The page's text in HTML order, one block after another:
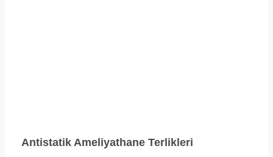
Antistatik Ameliyathane Terlikleri